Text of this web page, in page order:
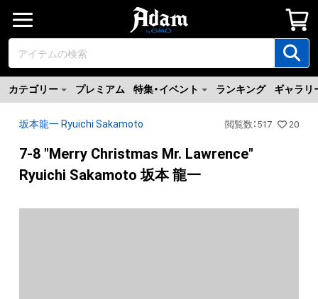
カテゴリー プレミアム 特集・イベント ランキング ギャラリ
坂本龍一 Ryuichi Sakamoto 閲覧数 ： 517 20
7-8 "Merry Christmas Mr. Lawrence"
Ryuichi Sakamoto 坂本 龍一